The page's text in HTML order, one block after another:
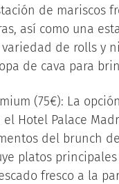
de mariscos
así como una
de rolls y
de cava para
(75€): La
Hotel Palace
del brunch
platos
fresco a la